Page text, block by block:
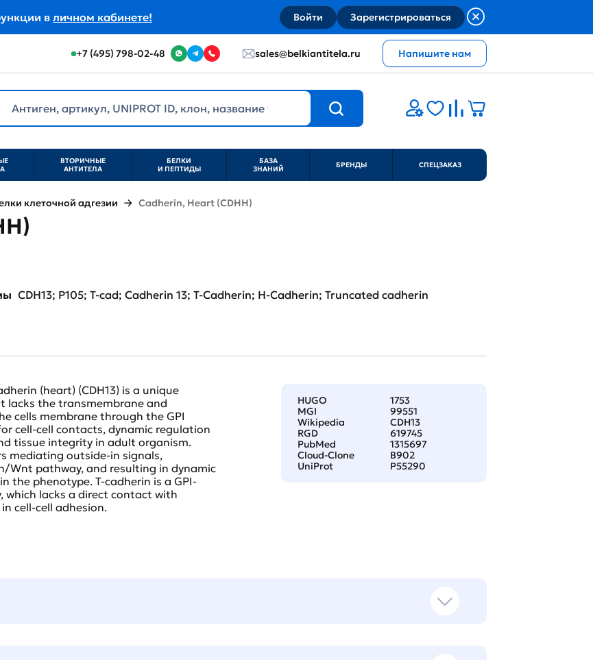
в личном кабинете! Войти Зарегистрироваться
+7 (495) 798-02-48 sales@belkiantitela.ru Напишите нам
ВТОРИЧНЫЕ
АНТИТЕЛА
БЕЛКИ
И ПЕПТИДЫ
БАЗА
ЗНАНИЙ
БРЕНДЫ СПЕЦЗАКАЗ
клеточной адгезии Cadherin, Heart (CDHH)
CDH13; P105; T-cad; Cadherin 13; T-Cadherin; H-Cadherin; Truncated cadherin
HUGO
1753
MGI
99551
Wikipedia
CDH13
RGD
619745
PubMed
1315697
Cloud-Clone
B902
UniProt
P55290
(heart) (CDH13) is a unique
lacks the transmembrane and
cells membrane through the GPI
cell-cell contacts, dynamic regulation
tissue integrity in adult organism.
mediating outside-in signals,
Wnt pathway, and resulting in dynamic
the phenotype. T-cadherin is a GPI-
which lacks a direct contact with
cell-cell adhesion.